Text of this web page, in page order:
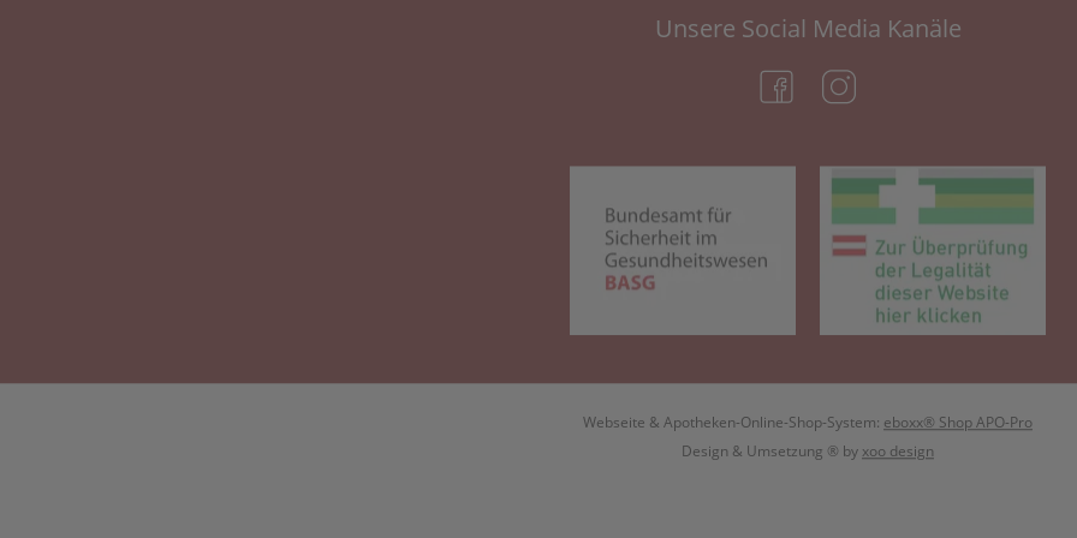
Unsere Social Media Kanäle
(öffnet in neuem Tab)
(öffnet in neuem Tab)
Webseite & Apotheken-Online-Shop-System: eboxx® Shop APO-Pro
Design & Umsetzung ® by xoo design